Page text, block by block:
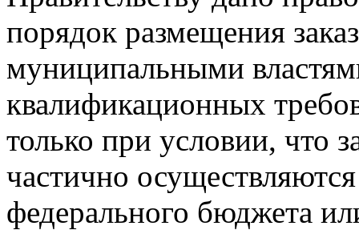
порядок размещения
муниципальными
квалификационных
только при условии, что
частично
федерального бюджета